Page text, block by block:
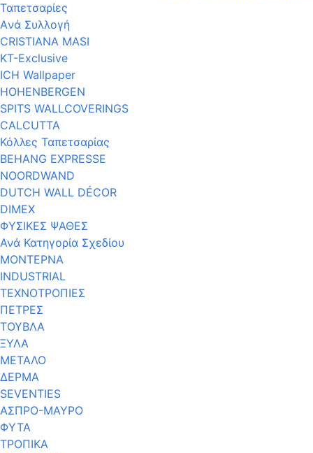
Ταπετσαρίες
Aνά Συλλογή
CRISTIANA MASI
KT-Exclusive
ICH Wallpaper
HOHENBERGEN
SPITS WALLCOVERINGS
CALCUTTA
Κόλλες Ταπετσαρίας
BEHANG EXPRESSE
NOORDWAND
DUTCH WALL DÉCOR
DIMEX
ΦΥΣΙΚΕΣ ΨΑΘΕΣ
Ανά Κατηγορία Σχεδίου
ΜΟΝΤΕΡΝΑ
INDUSTRIAL
ΤΕΧΝΟΤΡΟΠΙΕΣ
ΠΕΤΡΕΣ
ΤΟΥΒΛΑ
ΞΥΛΑ
ΜΕΤΑΛΟ
ΔΕΡΜΑ
SEVENTIES
ΑΣΠΡΟ-ΜΑΥΡΟ
ΦΥΤΑ
ΤΡΟΠΙΚΑ